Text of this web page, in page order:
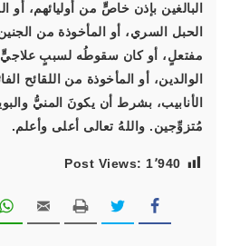
البالغين بإذن خاصٍّ من أوليائهم، أو
الحبل السري، أو المأخوذة من
مفتعلٍ، أو كان سقوطُه لسببٍ علاجيٍّ
الوالدين، أو المأخوذة من اللقائح
الأنابيب، بشرط أن يكونَ المنيُّ
مُتزوِّجين. واللهُ تعالى أعلى وأعلم.
Post Views: 1٬940